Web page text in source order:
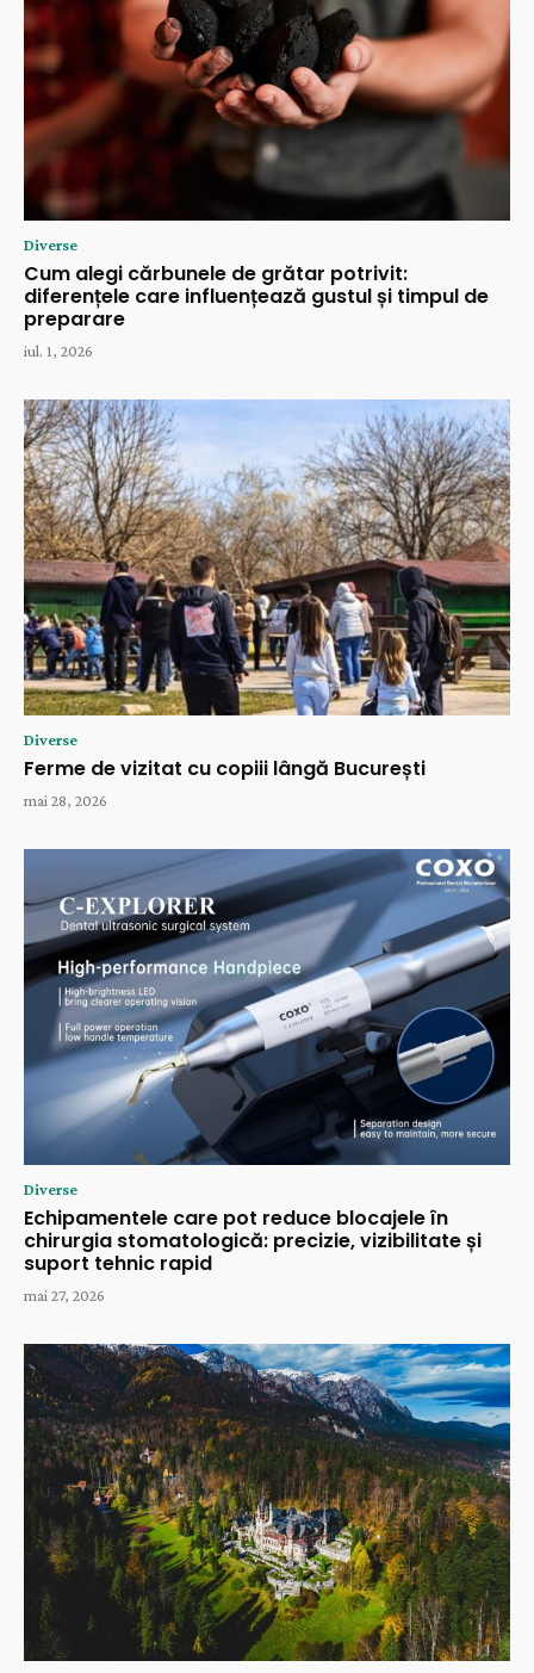
Diverse
Cum alegi cărbunele de grătar potrivit:
diferențele care influențează gustul și timpul de
preparare
iul. 1, 2026
Diverse
Ferme de vizitat cu copiii lângă București
mai 28, 2026
Diverse
Echipamentele care pot reduce blocajele în
chirurgia stomatologică: precizie, vizibilitate și
suport tehnic rapid
mai 27, 2026